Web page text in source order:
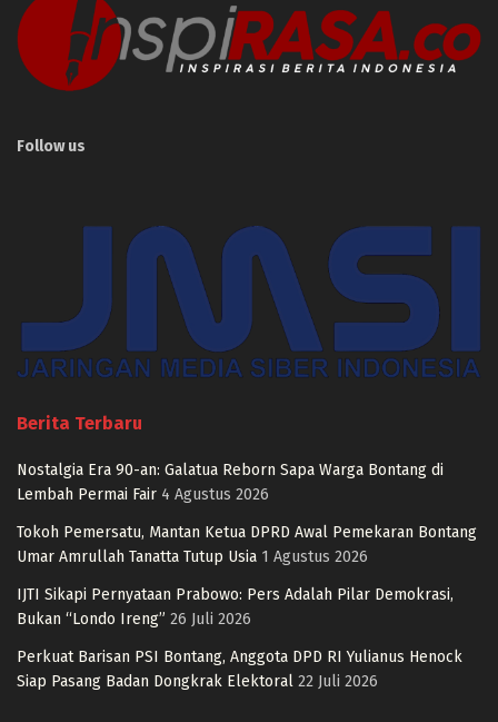
Follow us
Berita Terbaru
Nostalgia Era 90-an: Galatua Reborn Sapa Warga Bontang di
Lembah Permai Fair 4 Agustus 2026
Tokoh Pemersatu, Mantan Ketua DPRD Awal Pemekaran Bontang
Umar Amrullah Tanatta Tutup Usia 1 Agustus 2026
IJTI Sikapi Pernyataan Prabowo: Pers Adalah Pilar Demokrasi,
Bukan “Londo Ireng” 26 Juli 2026
Perkuat Barisan PSI Bontang, Anggota DPD RI Yulianus Henock
Siap Pasang Badan Dongkrak Elektoral 22 Juli 2026